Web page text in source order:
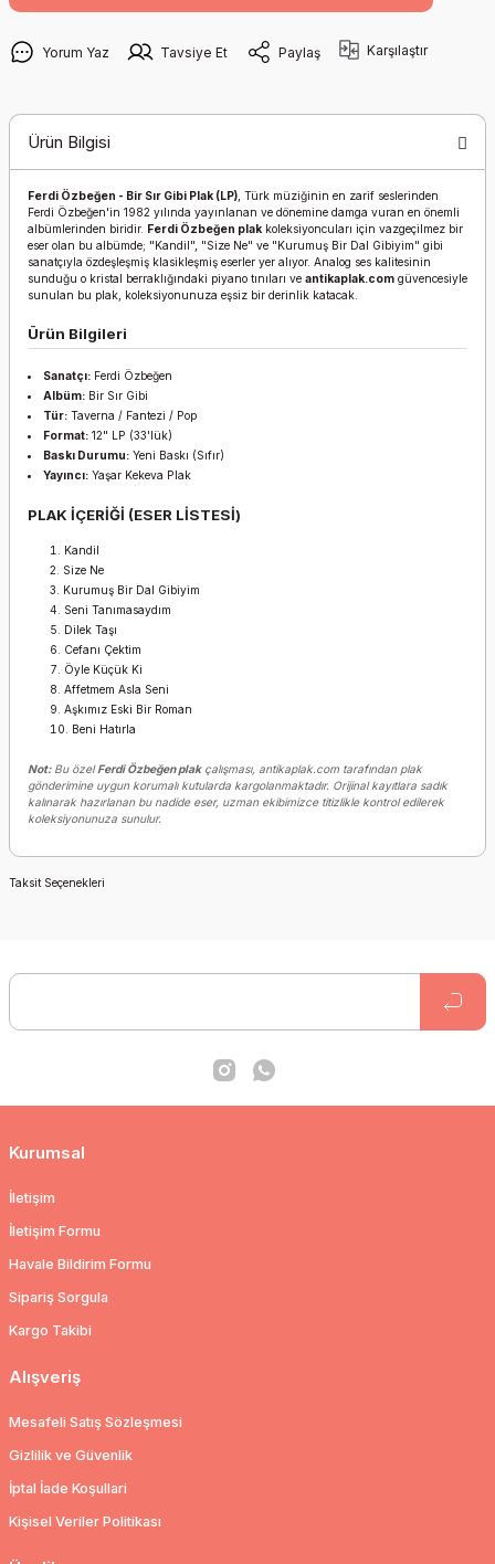
Yorum Yaz Tavsiye Et Paylaş Karşılaştır
Ürün Bilgisi
Ferdi Özbeğen - Bir Sır Gibi Plak (LP) , Türk müziğinin en zarif seslerinden
Ferdi Özbeğen'in 1982 yılında yayınlanan ve dönemine damga vuran en önemli
albümlerinden biridir. Ferdi Özbeğen plak koleksiyoncuları için vazgeçilmez bir
eser olan bu albümde; "Kandil", "Size Ne" ve "Kurumuş Bir Dal Gibiyim" gibi
sanatçıyla özdeşleşmiş klasikleşmiş eserler yer alıyor. Analog ses kalitesinin
sunduğu o kristal berraklığındaki piyano tınıları ve antikaplak.com güvencesiyle
sunulan bu plak, koleksiyonunuza eşsiz bir derinlik katacak.
Ürün Bilgileri
Sanatçı: Ferdi Özbeğen
Albüm: Bir Sır Gibi
Tür: Taverna / Fantezi / Pop
Format: 12" LP (33'lük)
Baskı Durumu: Yeni Baskı (Sıfır)
Yayıncı: Yaşar Kekeva Plak
PLAK İÇERİĞİ (ESER LİSTESİ)
Kandil
Size Ne
Kurumuş Bir Dal Gibiyim
Seni Tanımasaydım
Dilek Taşı
Cefanı Çektim
Öyle Küçük Ki
Affetmem Asla Seni
Aşkımız Eski Bir Roman
Beni Hatırla
Not:Bu özelFerdi Özbeğen plakçalışması, antikaplak.com tarafından plak
gönderimine uygun korumalı kutularda kargolanmaktadır. Orijinal kayıtlara sadık
kalınarak hazırlanan bu nadide eser, uzman ekibimizce titizlikle kontrol edilerek
koleksiyonunuza sunulur.
Taksit Seçenekleri
Kurumsal
İletişim
İletişim Formu
Havale Bildirim Formu
Sipariş Sorgula
Kargo Takibi
Alışveriş
Mesafeli Satış Sözleşmesi
Gizlilik ve Güvenlik
İptal İade Koşullari
Kişisel Veriler Politikası